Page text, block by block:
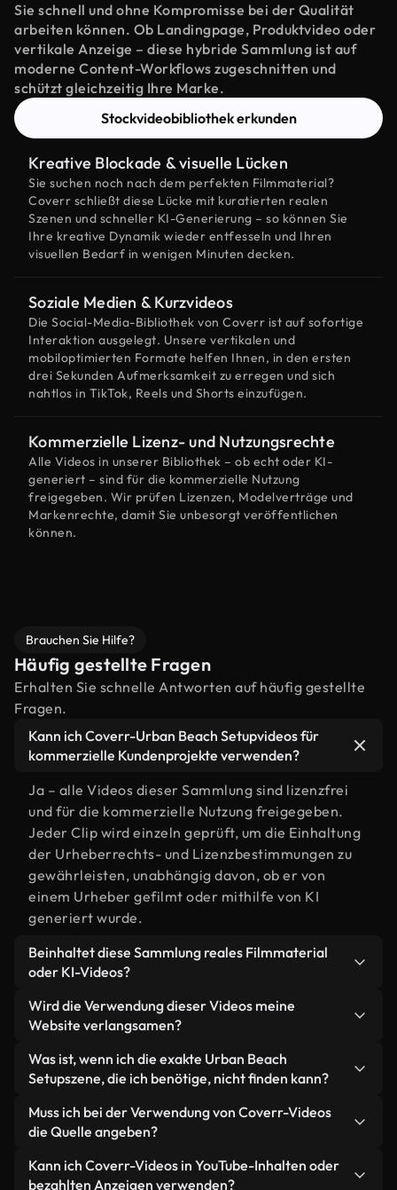
Sie schnell und ohne Kompromisse bei der Qualität
arbeiten können. Ob Landingpage, Produktvideo oder
vertikale Anzeige – diese hybride Sammlung ist auf
moderne Content-Workflows zugeschnitten und
schützt gleichzeitig Ihre Marke.
Stockvideobibliothek erkunden
Kreative Blockade & visuelle Lücken
Sie suchen noch nach dem perfekten Filmmaterial?
Coverr schließt diese Lücke mit kuratierten realen
Szenen und schneller KI-Generierung – so können Sie
Ihre kreative Dynamik wieder entfesseln und Ihren
visuellen Bedarf in wenigen Minuten decken.
Soziale Medien & Kurzvideos
Die Social-Media-Bibliothek von Coverr ist auf sofortige
Interaktion ausgelegt. Unsere vertikalen und
mobiloptimierten Formate helfen Ihnen, in den ersten
drei Sekunden Aufmerksamkeit zu erregen und sich
nahtlos in TikTok, Reels und Shorts einzufügen.
Kommerzielle Lizenz- und Nutzungsrechte
Alle Videos in unserer Bibliothek – ob echt oder KI-
generiert – sind für die kommerzielle Nutzung
freigegeben. Wir prüfen Lizenzen, Modelverträge und
Markenrechte, damit Sie unbesorgt veröffentlichen
können.
Brauchen Sie Hilfe?
Häufig gestellte Fragen
Erhalten Sie schnelle Antworten auf häufig gestellte
Fragen.
Kann ich Coverr-Urban Beach Setupvideos für
kommerzielle Kundenprojekte verwenden?
Ja – alle Videos dieser Sammlung sind lizenzfrei
und für die kommerzielle Nutzung freigegeben.
Jeder Clip wird einzeln geprüft, um die Einhaltung
der Urheberrechts- und Lizenzbestimmungen zu
gewährleisten, unabhängig davon, ob er von
einem Urheber gefilmt oder mithilfe von KI
generiert wurde.
Beinhaltet diese Sammlung reales Filmmaterial
oder KI-Videos?
Beides. Es handelt sich um eine Hybridbibliothek
aus realen, von Menschen aufgenommenen
und KI-generierten Videos. Jedes Video ist
eindeutig beschriftet, sodass Sie immer wissen,
was Sie verwenden.
Wird die Verwendung dieser Videos meine
Website verlangsamen?
Nicht, wenn Sie unsere optimierten Versionen
wählen. Wir bieten schlanke, webfähige Formate,
wurden – so bleibt die Qualität hoch, während
gleichzeitig die Ladezeiten minimiert und
Kennzahlen wie LCP verbessert werden.
Was ist, wenn ich die exakte Urban Beach
Setupszene, die ich benötige, nicht finden kann?
Mit Coverr AI Studio erstellen Sie im
Handumdrehen ein solches Video. Beschreiben Sie
Setup bei Sonnenuntergang" – und das Studio
Muss ich bei der Verwendung von Coverr-Videos
die Quelle angeben?
Eine Namensnennung ist nicht erforderlich. Alle
Videos in unserer Stockbibliothek sind lizenzfrei
Kann ich Coverr-Videos in YouTube-Inhalten oder
bezahlten Anzeigen verwenden?